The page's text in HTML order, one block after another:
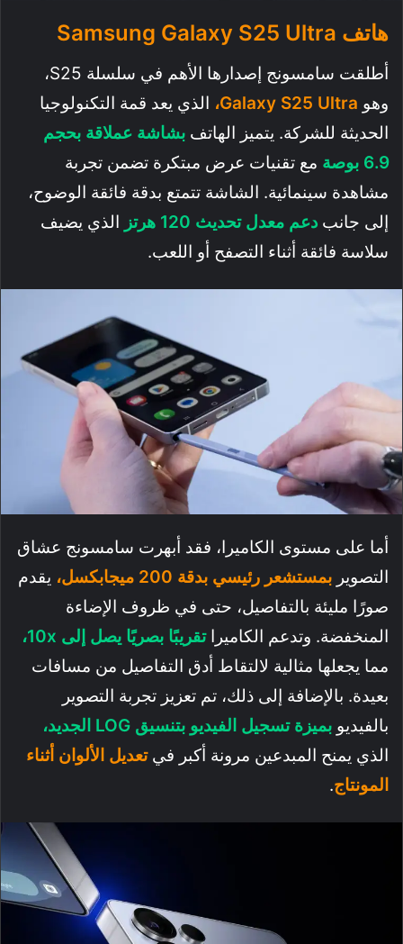
هاتف Samsung Galaxy S25 Ultra
أطلقت سامسونج إصدارها الأهم في سلسلة S25،
وهو Galaxy S25 Ultra، الذي يعد قمة التكنولوجيا
الحديثة للشركة. يتميز الهاتف بشاشة عملاقة بحجم
6.9 بوصة
مع تقنيات عرض مبتكرة تضمن تجربة
مشاهدة سينمائية. الشاشة تتمتع بدقة فائقة الوضوح،
إلى جانب دعم معدل تحديث 120 هرتز
الذي يضيف
سلاسة فائقة أثناء التصفح أو اللعب.
أما على مستوى الكاميرا، فقد أبهرت سامسونج عشاق
التصوير بمستشعر رئيسي بدقة 200 ميجابكسل،
يقدم
صورًا مليئة بالتفاصيل، حتى في ظروف الإضاءة
المنخفضة. وتدعم الكاميرا تقريبًا بصريًا يصل إلى 10x،
مما يجعلها مثالية لالتقاط أدق التفاصيل من مسافات
بعيدة. بالإضافة إلى ذلك، تم تعزيز تجربة التصوير
بالفيديو بميزة تسجيل الفيديو بتنسيق LOG الجديد،
الذي يمنح المبدعين مرونة أكبر فيتعديل الألوان أثناء
المونتاج.